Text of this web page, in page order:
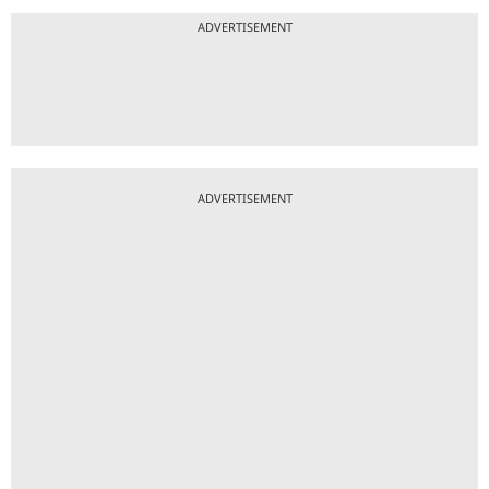
ADVERTISEMENT
ADVERTISEMENT